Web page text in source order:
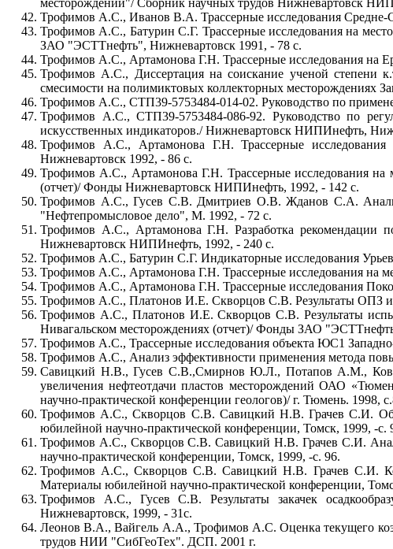
Трофимов А.С., Иванов В.А. Трассерные исследования
Трофимов А.С., Батурин С.Г. Трассерные исследования на
ЗАО "ЭСТТнефть", Нижневартовск 1991, - 78 с.
Трофимов А.С., Артамонова Г.Н. Трассерные исследования
Трофимов А.С., Диссертация на соискание ученой степени
смесимости на полимиктовых коллекторных
Трофимов А.С., СТП39-5753484-014-02. Руководство по
Трофимов А.С., СТП39-5753484-086-92. Руководство по
искусственных индикаторов./ Нижневартовск НИПИнефть,
Трофимов А.С., Артамонова Г.Н. Трассерные
Нижневартовск 1992, - 86 с.
Трофимов А.С., Артамонова Г.Н. Трассерные исследования на
(отчет)/ Фонды Нижневартовск НИПИнефть, 1992, - 142 с.
Трофимов А.С., Гусев С.В. Дмитриев О.В. Жданов С.А.
"Нефтепромысловое дело", М. 1992, - 72 с.
Трофимов А.С., Артамонова Г.Н. Разработка рекомендации
Нижневартовск НИПИнефть, 1992, - 240 с.
Трофимов А.С., Батурин С.Г. Индикаторные исследования
Трофимов А.С., Артамонова Г.Н. Трассерные исследования
Трофимов А.С., Артамонова Г.Н. Трассерные исследования
Трофимов А.С., Платонов И.Е. Скворцов С.В. Результаты ОПЗ
Трофимов А.С., Платонов И.Е. Скворцов С.В. Результаты
Нивагальском месторождениях (отчет)/ Фонды ЗАО
Трофимов А.С., Трассерные исследования объекта ЮС1
Трофимов А.С., Анализ эффективности применения метода
Савицкий Н.В., Гусев С.В.,Смирнов Ю.Л., Потапов А.М.,
увеличения нефтеотдачи пластов месторождений ОАО
научно-практической конференции геологов)/ г. Тюмень. 1998,
Трофимов А.С., Скворцов С.В. Савицкий Н.В. Грачев С.И.
юбилейной научно-практической конференции, Томск, 1999, -с.
Трофимов А.С., Скворцов С.В. Савицкий Н.В. Грачев С.И.
научно-практической конференции, Томск, 1999, -с. 96.
Трофимов А.С., Скворцов С.В. Савицкий Н.В. Грачев С.И.
Материалы юбилейной научно-практической конференции,
Трофимов А.С., Гусев С.В. Результаты закачек
Нижневартовск, 1999, - 31с.
Леонов В.А., Вайгель А.А., Трофимов А.С. Оценка текущего
трудов НИИ "СибГеоТех". ДСП. 2001 г.